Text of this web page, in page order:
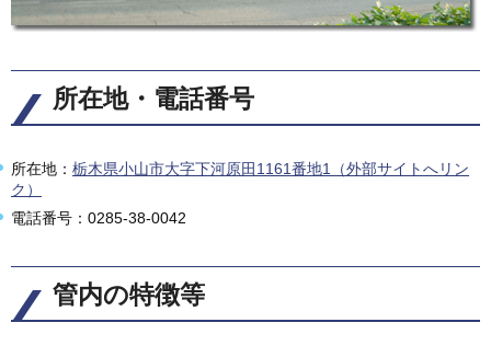
所在地・電話番号
所在地： 栃木県小山市大字下河原田1161番地1（外部サイトへリン
ク）
電話番号：0285-38-0042
管内の特徴等